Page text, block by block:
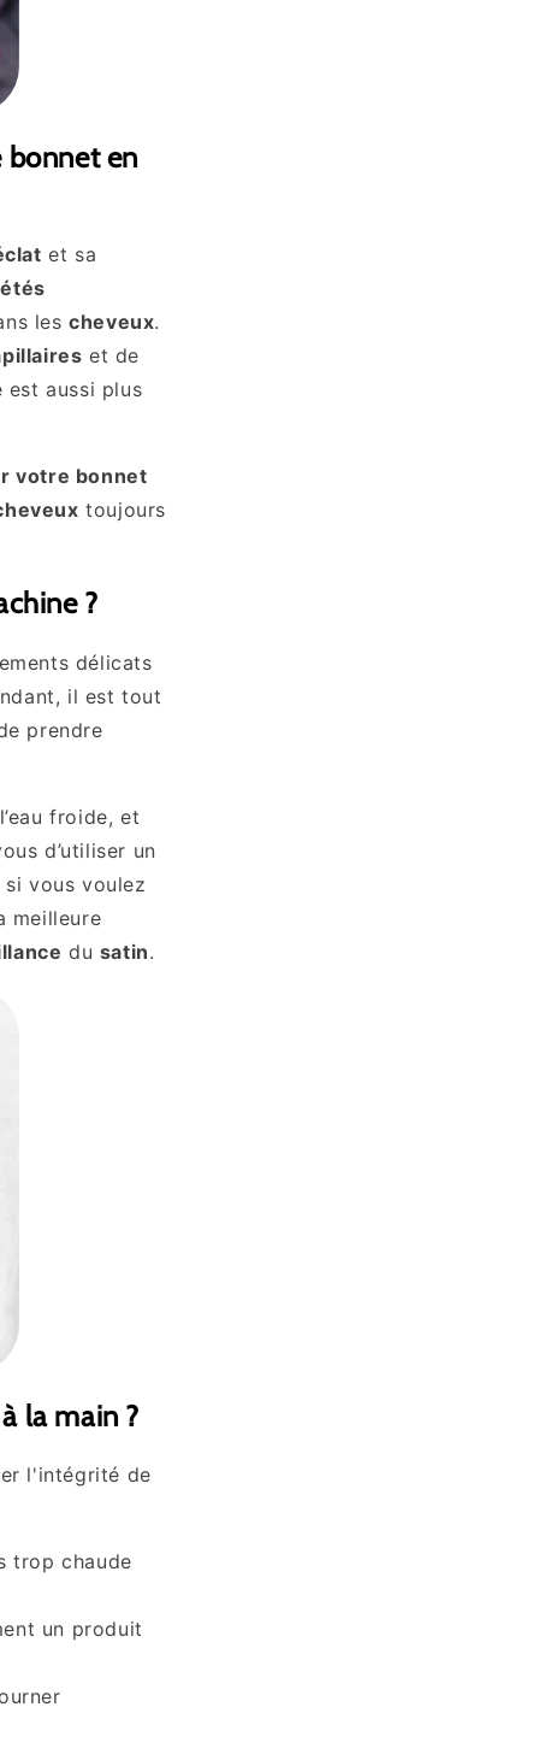
bonnet en
et sa
lescheveux.
et de
aussi plus
votre bonnet
toujours
?
délicats
il est tout
prendre
froide, et
d’utiliser un
vous voulez
meilleure
du satin.
la main ?
l'intégrité de
trop chaude
un produit